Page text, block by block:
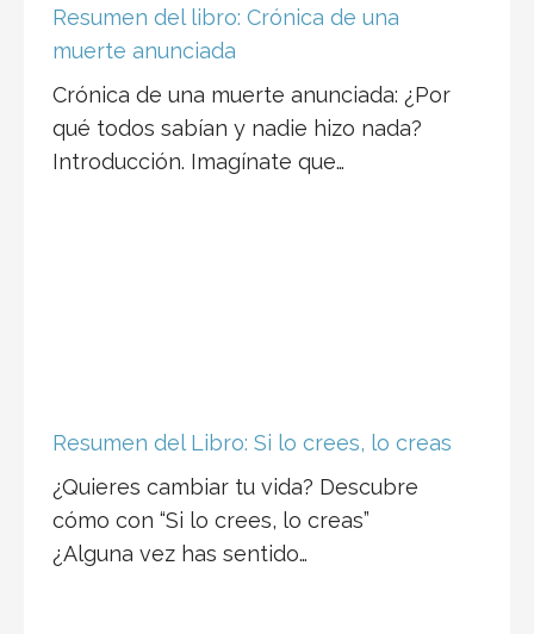
Crónica de una muerte anunciada: ¿Por
qué todos sabían y nadie hizo nada?
Introducción. Imagínate que…
El Emprendedor de Arturo Elias Ayub
Resumen del libro: El Emprendedor de